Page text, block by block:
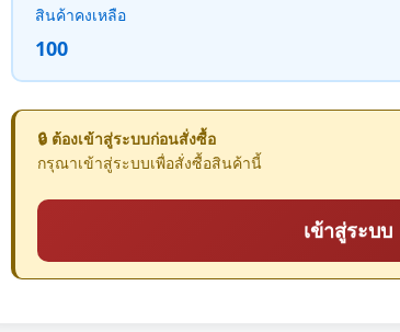
สินค้าคงเหลือ
100
🔒 ต้องเข้าสู่ระบบก่อนสั่งซื้อ
กรุณาเข้าสู่ระบบเพื่อสั่งซื้อสินค้านี้
เข้าสู่ระบบ